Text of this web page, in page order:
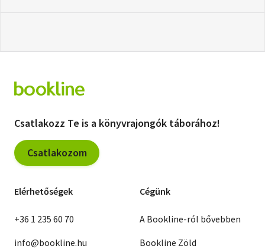
Csatlakozz Te is a könyvrajongók táborához!
Csatlakozom
Elérhetőségek
+36 1 235 60 70
info@bookline.hu
Cégünk
A Bookline-ról bővebben
Bookline Zöld